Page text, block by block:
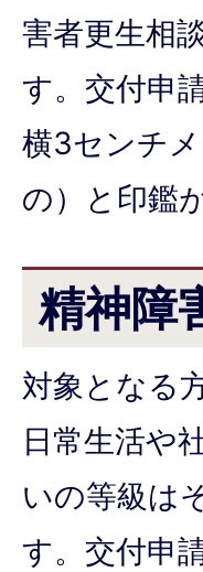
害者更生相
す。交付申
横3センチ
の）と印鑑
精神障
対象となる
日常生活や
いの等級は
す。交付申